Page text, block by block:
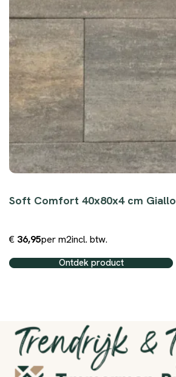
Soft Comfort 40x80x4 cm Giallo
€ 36,95per m2incl. btw.
Ontdek product